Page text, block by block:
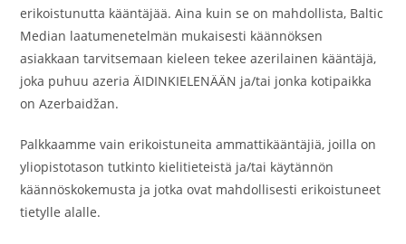
erikoistunutta kääntäjää. Aina kuin se on mahdollista, Baltic
Median laatumenetelmän mukaisesti käännöksen
asiakkaan tarvitsemaan kieleen tekee azerilainen kääntäjä,
joka puhuu azeria ÄIDINKIELENÄÄN ja/tai jonka kotipaikka
on Azerbaidžan.
Palkkaamme vain erikoistuneita ammattikääntäjiä, joilla on
yliopistotason tutkinto kielitieteistä ja/tai käytännön
käännöskokemusta ja jotka ovat mahdollisesti erikoistuneet
tietylle alalle.